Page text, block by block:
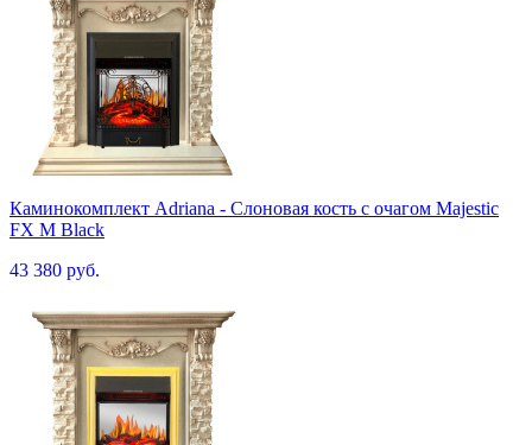
Каминокомплект Adriana - Cлоновая кость с очагом Majestic
FX M Black
43 380 руб.